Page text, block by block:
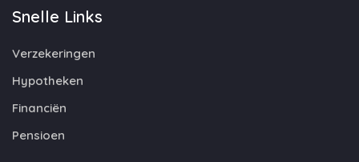
Snelle Links
Verzekeringen
Hypotheken
Financiën
Pensioen